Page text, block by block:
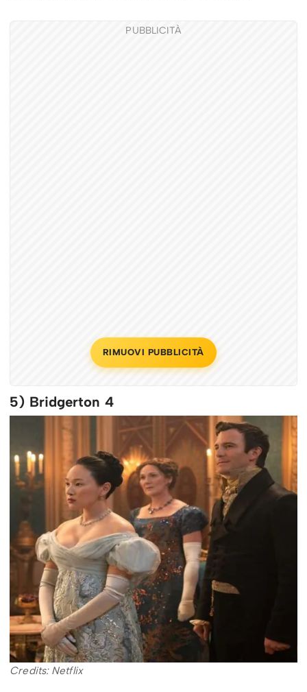
PUBBLICITÀ
RIMUOVI PUBBLICITÀ
5) Bridgerton 4
Credits: Netflix